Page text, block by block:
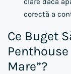
corectă a
Ce Buget
Penthouse
Mare”?